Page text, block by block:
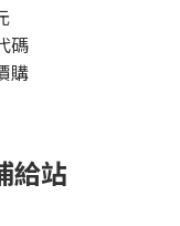
碼
購
給站